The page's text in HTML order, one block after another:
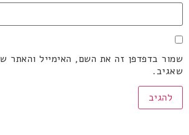
שמור בדפדפן זה את השם, האימייל והאתר
שאגיב.